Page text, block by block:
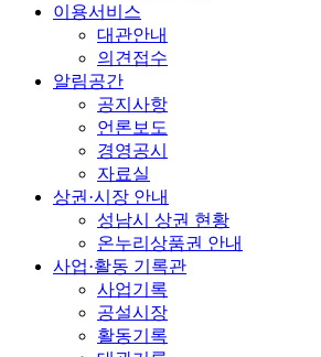
이용서비스
대관안내
의견접수
알림공간
공지사항
언론보도
경영공시
자료실
상권·시장 안내
성남시 상권 현황
온누리상품권 안내
사업·활동 기록관
사업기록
공설시장
활동기록